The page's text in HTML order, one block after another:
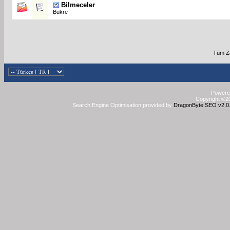
Bilmeceler
Bukre
Tüm
Copyright
Search Engine Optimisation provided by DragonByte SEO